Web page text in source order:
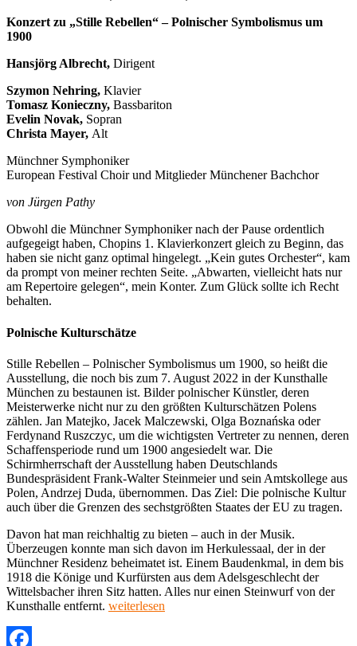
Konzert zu „Stille Rebellen“ – Polnischer Symbolismus um
1900
Hansjörg Albrecht, Dirigent
Szymon Nehring, Klavier
Tomasz Konieczny, Bassbariton
Evelin Novak, Sopran
Christa Mayer, Alt
Münchner Symphoniker
European Festival Choir und Mitglieder Münchener Bachchor
von Jürgen Pathy
Obwohl die Münchner Symphoniker nach der Pause ordentlich
aufgegeigt haben, Chopins 1. Klavierkonzert gleich zu Beginn, das
haben sie nicht ganz optimal hingelegt. „Kein gutes Orchester“, kam
da prompt von meiner rechten Seite. „Abwarten, vielleicht hats nur
am Repertoire gelegen“, mein Konter. Zum Glück sollte ich Recht
behalten.
Polnische Kulturschätze
Stille Rebellen – Polnischer Symbolismus um 1900, so heißt die
Ausstellung, die noch bis zum 7. August 2022 in der Kunsthalle
München zu bestaunen ist. Bilder polnischer Künstler, deren
Meisterwerke nicht nur zu den größten Kulturschätzen Polens
zählen. Jan Matejko, Jacek Malczewski, Olga Boznańska oder
Ferdynand Ruszczyc, um die wichtigsten Vertreter zu nennen, deren
Schaffensperiode rund um 1900 angesiedelt war. Die
Schirmherrschaft der Ausstellung haben Deutschlands
Bundespräsident Frank-Walter Steinmeier und sein Amtskollege aus
Polen, Andrzej Duda, übernommen. Das Ziel: Die polnische Kultur
auch über die Grenzen des sechstgrößten Staates der EU zu tragen.
Davon hat man reichhaltig zu bieten – auch in der Musik.
Überzeugen konnte man sich davon im Herkulessaal, der in der
Münchner Residenz beheimatet ist. Einem Baudenkmal, in dem bis
1918 die Könige und Kurfürsten aus dem Adelsgeschlecht der
Wittelsbacher ihren Sitz hatten. Alles nur einen Steinwurf von der
Kunsthalle entfernt. „Konzert
weiterlesen